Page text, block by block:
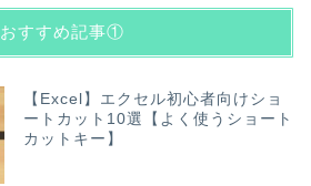
おすすめ記事①
【Excel】エクセル初心者向けショ
ートカット10選【よく使うショート
カットキー】